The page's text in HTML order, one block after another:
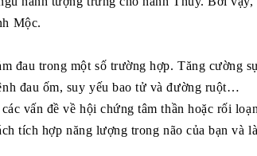
Mộc.
đau trong một số trường hợp. Tăng cường
đau ốm, suy yếu bao tử và đường ruột…
vấn đề về hội chứng tâm thần hoặc rối
tích hợp năng lượng trong não của bạn và